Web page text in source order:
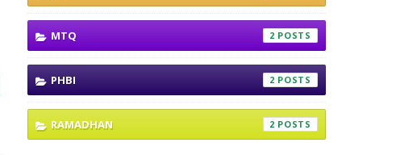
MTQ 2
PHBI 2
RAMADHAN 2